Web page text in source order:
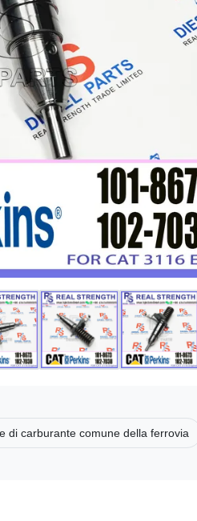
di carburante comune della ferrovia